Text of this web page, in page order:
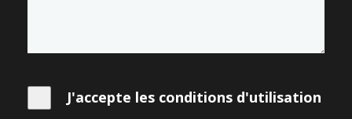
J'accepte les conditions d'utilisation